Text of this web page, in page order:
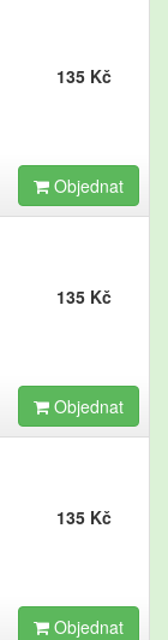
135 Kč
Objednat
135 Kč
Objednat
135 Kč
Objednat